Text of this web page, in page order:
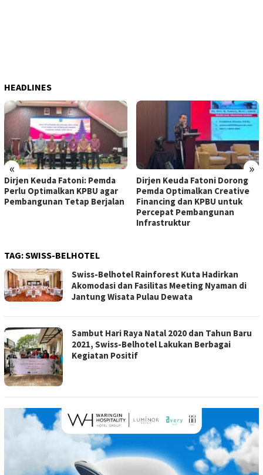
HEADLINES
« »
Dirjen Keuda Fatoni: Pemda
Perlu Optimalkan KPBU agar
Pembangunan Tetap Berjalan
Dirjen Keuda Fatoni Dorong
Pemda Optimalkan Creative
Financing dan KPBU untuk
Percepat Pembangunan
Infrastruktur
TAG:SWISS-BELHOTEL
Swiss-Belhotel Rainforest Kuta Hadirkan
Akomodasi dan Fasilitas Meeting Nyaman di
Jantung Wisata Pulau Dewata
Sambut Hari Raya Natal 2020 dan Tahun Baru
2021, Swiss-Belhotel Lakukan Berbagai
Kegiatan Positif